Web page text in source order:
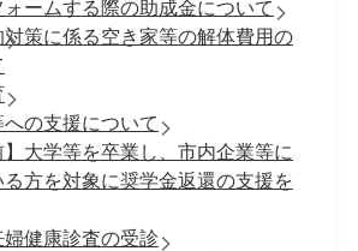
ームする際の助成金について
策に係る空き家等の解体費用の
の支援について
】大学等を卒業し、市内企業等に
方を対象に奨学金返還の支援を
健康診査の受診